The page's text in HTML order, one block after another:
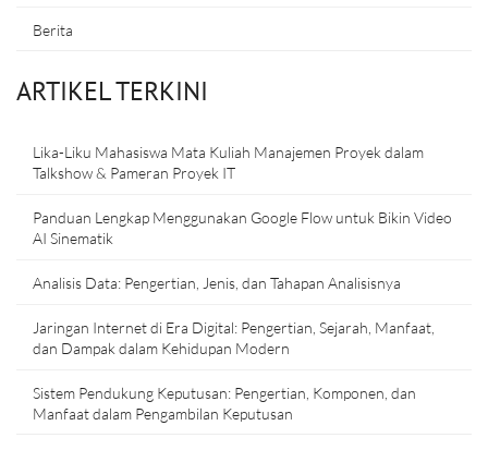
Berita
ARTIKEL TERKINI
Lika-Liku Mahasiswa Mata Kuliah Manajemen Proyek dalam
Talkshow & Pameran Proyek IT
Panduan Lengkap Menggunakan Google Flow untuk Bikin Video
AI Sinematik
Analisis Data: Pengertian, Jenis, dan Tahapan Analisisnya
Jaringan Internet di Era Digital: Pengertian, Sejarah, Manfaat,
dan Dampak dalam Kehidupan Modern
Sistem Pendukung Keputusan: Pengertian, Komponen, dan
Manfaat dalam Pengambilan Keputusan